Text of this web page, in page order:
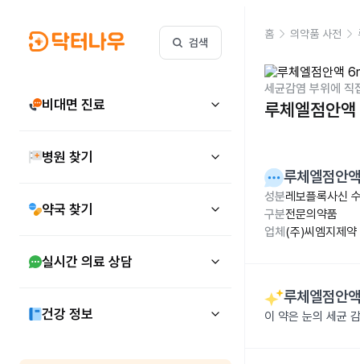
검색
비대면 진료
병원 찾기
약국 찾기
실시간 의료 상담
건강 정보
홈 의약품 사전
세균감염 부위에 직
루체엘점안
루체엘점안
성분레보플록사신
구분전문의약품
업체 (주)씨엠지제약
루체엘점안
이 약은 눈의 세균